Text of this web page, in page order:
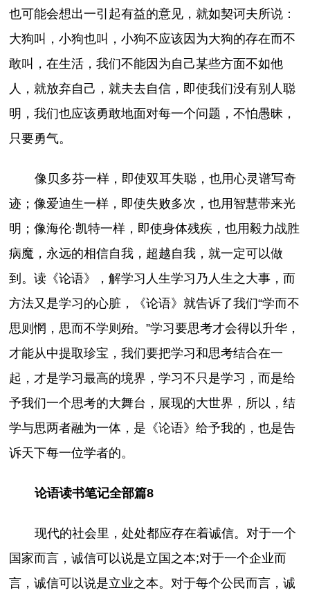
也可能会想出一引起有益的意见，就如契诃夫所说：
大狗叫，小狗也叫，小狗不应该因为大狗的存在而不
敢叫，在生活，我们不能因为自己某些方面不如他
人，就放弃自己，就夫去自信，即使我们没有别人聪
明，我们也应该勇敢地面对每一个问题，不怕愚昧，
只要勇气。
像贝多芬一样，即使双耳失聪，也用心灵谱写奇
迹；像爱迪生一样，即使失败多次，也用智慧带来光
明；像海伦·凯特一样，即使身体残疾，也用毅力战胜
病魔，永远的相信自我，超越自我，就一定可以做
到。读《论语》，解学习人生学习乃人生之大事，而
方法又是学习的心脏，《论语》就告诉了我们“学而不
思则惘，思而不学则殆。”学习要思考才会得以升华，
才能从中提取珍宝，我们要把学习和思考结合在一
起，才是学习最高的境界，学习不只是学习，而是给
予我们一个思考的大舞台，展现的大世界，所以，结
学与思两者融为一体，是《论语》给予我的，也是告
诉天下每一位学者的。
论语读书笔记全部篇8
现代的社会里，处处都应存在着诚信。对于一个
国家而言，诚信可以说是立国之本;对于一个企业而
言，诚信可以说是立业之本。对于每个公民而言，诚